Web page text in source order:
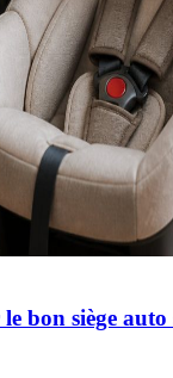
bon siège auto